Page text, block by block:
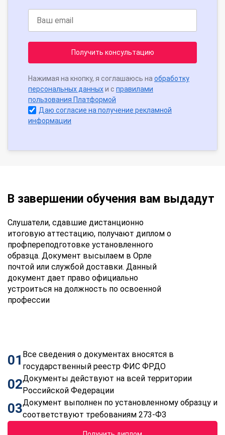
Получить консультацию
Нажимая на кнопку, я соглашаюсь на обработку
персональных данныхи с правилами
пользования Платформой
Даю согласие на получение рекламной
информации
В завершении обучения вам выдадут
Слушатели, сдавшие дистанционно
итоговую аттестацию, получают диплом о
профпереподготовке установленного
образца. Документ высылаем в Орле
почтой или службой доставки. Данный
документ дает право официально
устроиться на должность по освоенной
профессии
01 Все сведения о документах вносятся в
государственный реестр ФИС ФРДО
02Документы действуют на всей территории
Российской Федерации
03Документ выполнен по установленному образцу и
соответствуют требованиям 273-ФЗ